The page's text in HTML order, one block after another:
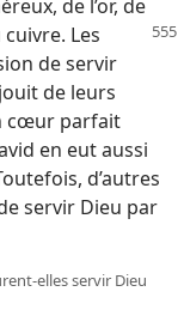
de l’or, de
Les
de servir
de leurs
cœur parfait
en eut aussi
d’autres
servir Dieu par
​elles servir Dieu